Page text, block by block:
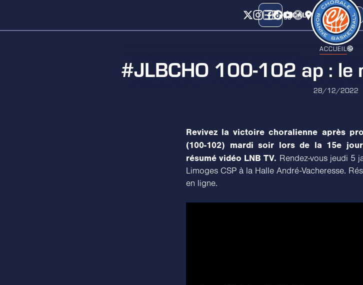
CALENDRIERBOUTIQUE
ACCUEIL
#JLBCHO 100-102 ap : le
28/12/2022
Revivez la victoire choralienne après
(100-102) mardi soir lors de la 15e
résumé vidéo LNB TV. Rendez-vous jeudi 5
Limoges CSP à la Halle André-Vacheresse.
en ligne.